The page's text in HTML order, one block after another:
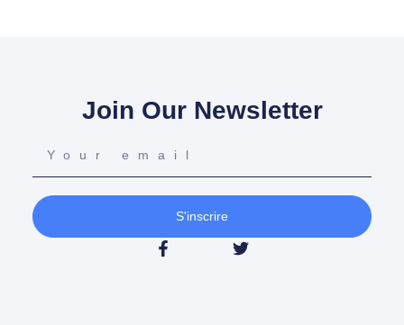
Join Our Newsletter
S'inscrire